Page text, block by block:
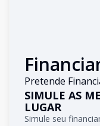
Pretende
SIMULE AS
LUGAR
Simule seu